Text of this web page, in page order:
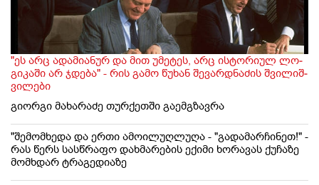
"ეს არც ადა­მი­ა­ნურ და მით უმე­ტეს, არც ის­ტო­რი­ულ ლო­
გი­კა­ში არ ჯდე­ბა" - რის გა­მო წუ­ხან შე­ვარ­დ­ნა­ძის შვი­ლიშ­
ვი­ლე­ბი
გიორგი მახარაძე თურქეთში გაემგზავრა
"შემომხედა და ერთი ამოილუღლუღა - "გადამარჩინეთ!" -
რას წერს სასწრაფო დახმარების ექიმი ხორავას ქუჩაზე
მომხდარ ტრაგედიაზე